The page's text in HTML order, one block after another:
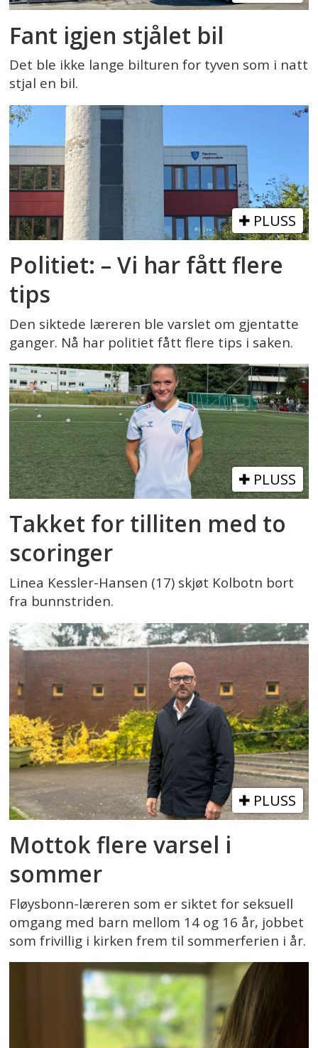
Fant igjen stjålet bil
Det ble ikke lange bilturen for tyven som i natt
stjal en bil.
PLUSS
Politiet: – Vi har fått flere
tips
Den siktede læreren ble varslet om gjentatte
ganger. Nå har politiet fått flere tips i saken.
PLUSS
Takket for tilliten med to
scoringer
Linea Kessler-Hansen (17) skjøt Kolbotn bort
fra bunnstriden.
PLUSS
Mottok flere varsel i
sommer
Fløysbonn-læreren som er siktet for seksuell
omgang med barn mellom 14 og 16 år, jobbet
som frivillig i kirken frem til sommerferien i år.